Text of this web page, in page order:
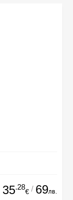
35.28
€ / 69лв.